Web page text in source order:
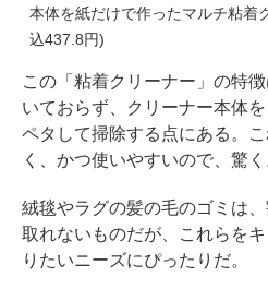
本体を紙だけで作ったマルチ粘着
込437.8円)
この「粘着クリーナー」の特
いておらず、クリーナー本体
ペタして掃除する点にある。
く、かつ使いやすいので、驚く
絨毯やラグの髪の毛のゴミは
取れないものだが、これらを
りたいニーズにぴったりだ。